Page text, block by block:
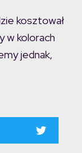
kosztował
w kolorach
jednak,